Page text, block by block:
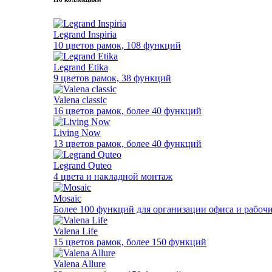
Legrand Inspiria
10 цветов рамок, 108 функций
Legrand Etika
9 цветов рамок, 38 функций
Valena classic
16 цветов рамок, более 40 функций
Living Now
13 цветов рамок, более 40 функций
Legrand Quteo
4 цвета и накладной монтаж
Mosaic
Более 100 функций для организации офиса и
Valena Life
15 цветов рамок, более 150 функций
Valena Allure